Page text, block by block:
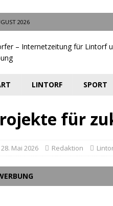
2026
LINTORF SPORT
für
28. Mai 2026 Redaktion